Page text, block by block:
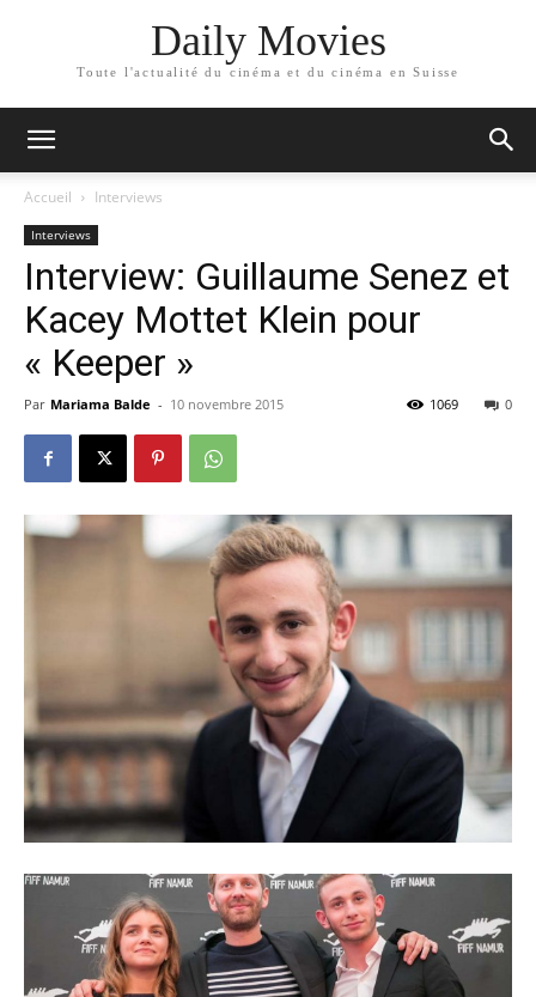
Daily Movies
Toute l'actualité du cinéma et du cinéma en Suisse
Accueil Interviews
Interviews
Interview: Guillaume Senez et
Kacey Mottet Klein pour
« Keeper »
Par Mariama Balde - 10 novembre 2015 0
1069